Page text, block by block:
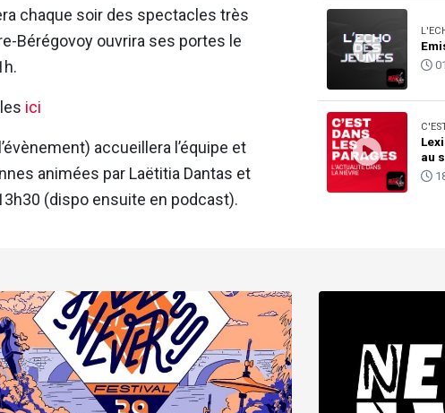
chaque soir des spectacles très
Bérégovoy ouvrira ses portes le
ici
accueillera l’équipe et
animées par Laëtitia Dantas et
(dispo ensuite en podcast).
au